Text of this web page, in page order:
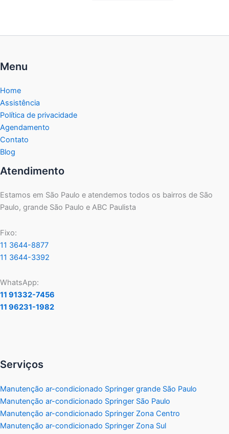
Menu
Home
Assistência
Política de privacidade
Agendamento
Contato
Blog
Atendimento
Estamos em São Paulo e atendemos todos os bairros de São
Paulo, grande São Paulo e ABC Paulista
Fixo:
11 3644-8877
11 3644-3392
WhatsApp:
11 91332-7456
11 96231-1982
Serviços
Manutenção ar-condicionado Springer grande São Paulo
Manutenção ar-condicionado Springer São Paulo
Manutenção ar-condicionado Springer Zona Centro
Manutenção ar-condicionado Springer Zona Sul